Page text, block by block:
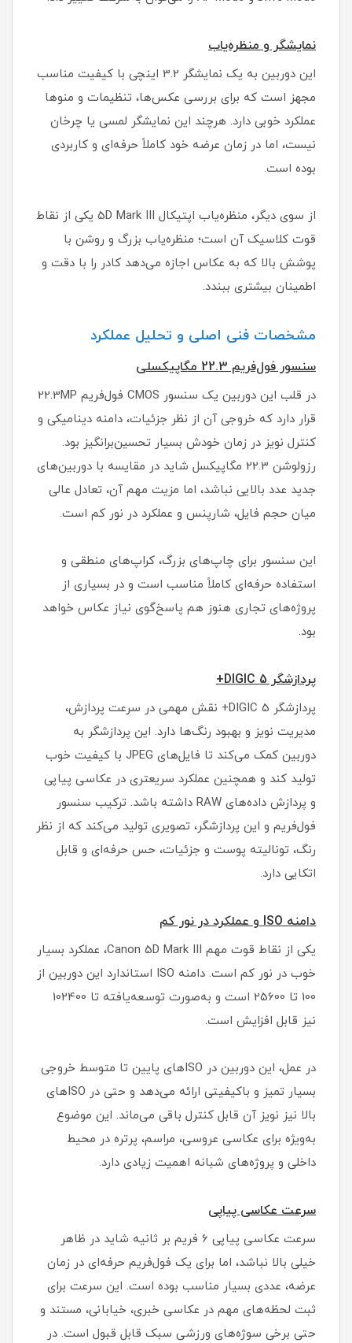
نمایشگر و منظره‌یاب
این دوربین به یک نمایشگر 3.2 اینچی با کیفیت مناسب
مجهز است که برای بررسی عکس‌ها، تنظیمات و منوها
عملکرد خوبی دارد. هرچند این نمایشگر لمسی یا چرخان
نیست، اما در زمان عرضه خود کاملاً حرفه‌ای و کاربردی
بوده است.
از سوی دیگر، منظره‌یاب اپتیکال 5D Mark III یکی از نقاط
قوت کلاسیک آن است؛ منظره‌یاب بزرگ و روشن با
پوشش بالا که به عکاس اجازه می‌دهد کادر را با دقت و
اطمینان بیشتری ببندد.
مشخصات فنی اصلی و تحلیل عملکرد
سنسور فول‌فریم 22.3 مگاپیکسلی
در قلب این دوربین یک سنسور CMOS فول‌فریم 22.3MP
قرار دارد که خروجی آن از نظر جزئیات، دامنه دینامیکی و
کنترل نویز در زمان خودش بسیار تحسین‌برانگیز بود.
رزولوشن 22.3 مگاپیکسل شاید در مقایسه با دوربین‌های
جدید عدد بالایی نباشد، اما مزیت مهم آن، تعادل عالی
میان حجم فایل، شارپنس و عملکرد در نور کم است.
این سنسور برای چاپ‌های بزرگ، کراپ‌های منطقی و
استفاده حرفه‌ای کاملاً مناسب است و در بسیاری از
پروژه‌های تجاری هنوز هم پاسخ‌گوی نیاز عکاس خواهد
بود.
پردازشگر DIGIC 5+
پردازشگر DIGIC 5+ نقش مهمی در سرعت پردازش،
مدیریت نویز و بهبود رنگ‌ها دارد. این پردازشگر به
دوربین کمک می‌کند تا فایل‌های JPEG با کیفیت خوب
تولید کند و همچنین عملکرد سریعتری در عکاسی پیاپی
و پردازش داده‌های RAW داشته باشد. ترکیب سنسور
فول‌فریم و این پردازشگر، تصویری تولید می‌کند که از نظر
رنگ، تونالیته پوست و جزئیات، حس حرفه‌ای و قابل
اتکایی دارد.
دامنه ISO و عملکرد در نور کم
یکی از نقاط قوت مهم Canon 5D Mark III، عملکرد بسیار
خوب در نور کم است. دامنه ISO استاندارد این دوربین از
100 تا 25600 است و به‌صورت توسعه‌یافته تا 102400
نیز قابل افزایش است.
در عمل، این دوربین در ISOهای پایین تا متوسط خروجی
بسیار تمیز و باکیفیتی ارائه می‌دهد و حتی در ISOهای
بالا نیز نویز آن قابل کنترل باقی می‌ماند. این موضوع
به‌ویژه برای عکاسی عروسی، مراسم، پرتره در محیط
داخلی و پروژه‌های شبانه اهمیت زیادی دارد.
سرعت عکاسی پیاپی
سرعت عکاسی پیاپی 6 فریم بر ثانیه شاید در ظاهر
خیلی بالا نباشد، اما برای یک فول‌فریم حرفه‌ای در زمان
عرضه، عددی بسیار مناسب بوده است. این سرعت برای
ثبت لحظه‌های مهم در عکاسی خبری، خیابانی، مستند و
حتی برخی سوژه‌های ورزشی سبک قابل قبول است. در